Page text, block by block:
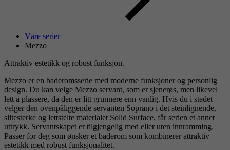
Våre serier
Mezzo
Attraktiv estetikk og robust funksjon.
Mezzo er en baderomsserie med moderne funksjoner og personlig
design. Du kan velge Mezzo servant, som er sjenerøs, men likevel
lett å plassere, da den er litt grunnere enn vanlig. Hvis du i stedet
velger den ovenpåliggende servanten Soprano i det steinlignende,
slitesterke og lettstelte materialet Solid Surface, får serien et annet
uttrykk. Servantskapet er tilgjengelig med eller uten innramming.
Passer for deg som ønsker et baderom som kombinerer attraktiv
estetikk med robust funksjonalitet.